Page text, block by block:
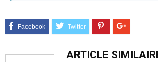
ARTICLE